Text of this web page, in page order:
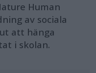
Human
av sociala
att hänga
i skolan.